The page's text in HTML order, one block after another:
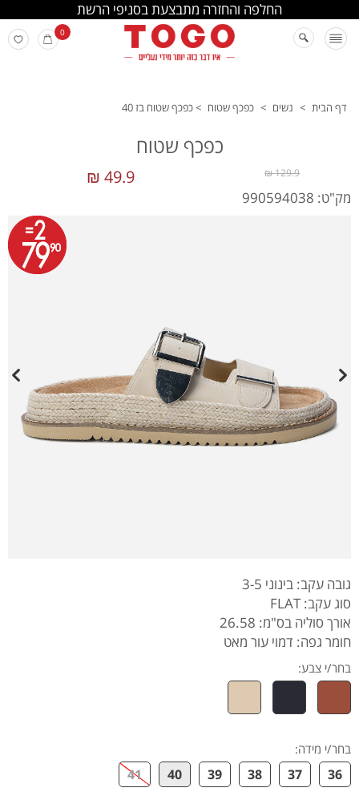
החלפה והחזרה מתבצעת בסניפי הרשת
0
דף הבית > נשים > כפכף שטוח >כפכף שטוח בז 40
כפכף שטוח
49.9 ₪ 129.9 ₪
מק"ט: 990594038
גובה עקב: בינוני 3-5
סוג עקב: FLAT
אורך סוליה בס"מ: 26.58
חומר גפה: דמוי עור מאט
בחר/י צבע:
בחר/י מידה:
36
37
38
39
40
41